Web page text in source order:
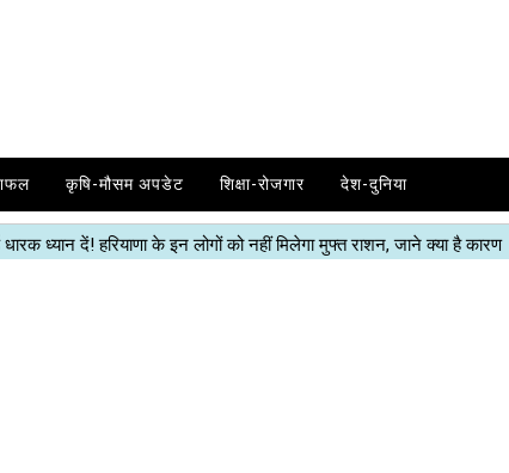
कृषि-मौसम अपडेट शिक्षा-रोजगार देश-दुनिया